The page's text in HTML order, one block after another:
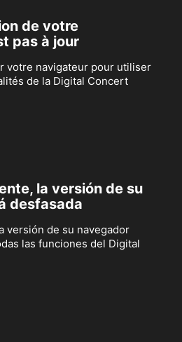
de votre
pas à jour
votre navigateur pour utiliser
de la Digital Concert
la versión de su
desfasada
versión de su navegador
las funciones del Digital